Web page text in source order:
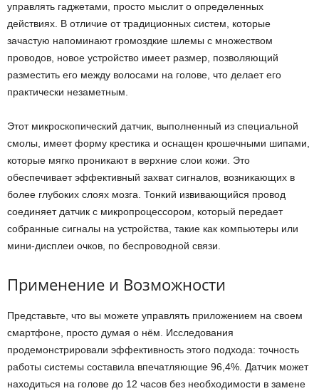
управлять гаджетами, просто мыслит о определенных
действиях. В отличие от традиционных систем, которые
зачастую напоминают громоздкие шлемы с множеством
проводов, новое устройство имеет размер, позволяющий
разместить его между волосами на голове, что делает его
практически незаметным.
Этот микроскопический датчик, выполненный из специальной
смолы, имеет форму крестика и оснащен крошечными шипами,
которые мягко проникают в верхние слои кожи. Это
обеспечивает эффективный захват сигналов, возникающих в
более глубоких слоях мозга. Тонкий извивающийся провод
соединяет датчик с микропроцессором, который передает
собранные сигналы на устройства, такие как компьютеры или
мини-дисплеи очков, по беспроводной связи.
Применение и Возможности
Представьте, что вы можете управлять приложением на своем
смартфоне, просто думая о нём. Исследования
продемонстрировали эффективность этого подхода: точность
работы системы составила впечатляющие 96,4%. Датчик может
находиться на голове до 12 часов без необходимости в замене